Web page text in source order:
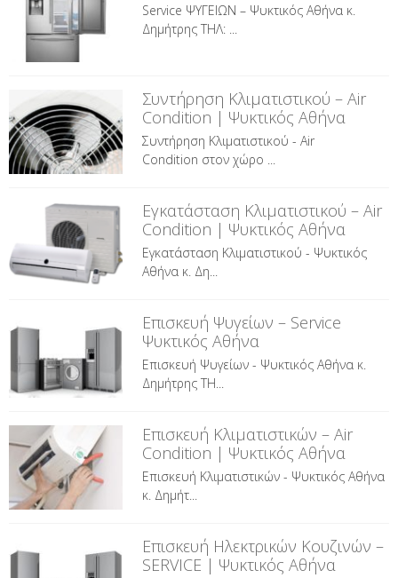
Service ΨΥΓΕΙΩΝ – Ψυκτικός Αθήνα κ.
Δημήτρης ΤΗΛ: ...
Συντήρηση Κλιματιστικού – Air
Condition | Ψυκτικός Αθήνα
Συντήρηση Κλιματιστικού - Air
Condition στον χώρο ...
Εγκατάσταση Κλιματιστικού – Air
Condition | Ψυκτικός Αθήνα
Εγκατάσταση Κλιματιστικού - Ψυκτικός
Αθήνα κ. Δη...
Επισκευή Ψυγείων – Service
Ψυκτικός Αθήνα
Επισκευή Ψυγείων - Ψυκτικός Αθήνα κ.
Δημήτρης ΤΗ...
Επισκευή Κλιματιστικών – Air
Condition | Ψυκτικός Αθήνα
Επισκευή Κλιματιστικών - Ψυκτικός Αθήνα
κ. Δημήτ...
Επισκευή Ηλεκτρικών Κουζινών –
SERVICE | Ψυκτικός Αθήνα